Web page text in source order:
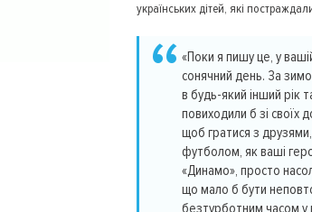
українських дітей, які
«Поки я пишу це, у
сонячний день. За
в будь-який інший рік
повиходили б зі своїх
щоб гратися з
футболом, як ваші
«Динамо», просто
що мало б бути